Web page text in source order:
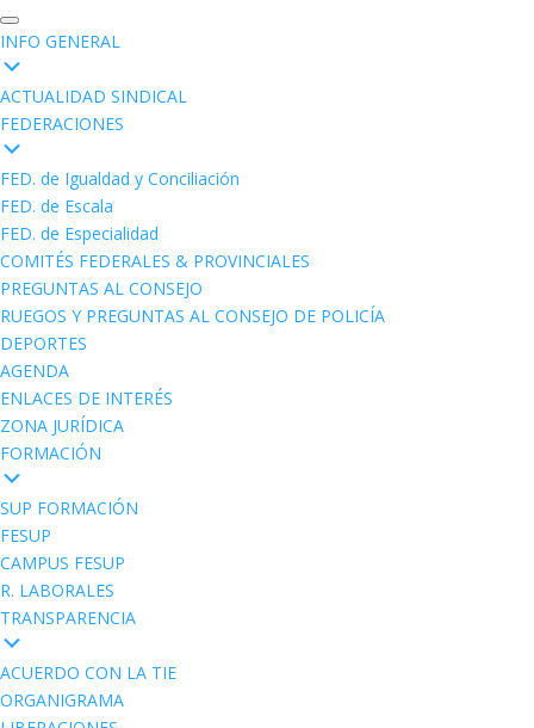
INFO GENERAL
ACTUALIDAD SINDICAL
FEDERACIONES
FED. de Igualdad y Conciliación
FED. de Escala
FED. de Especialidad
COMITÉS FEDERALES & PROVINCIALES
PREGUNTAS AL CONSEJO
RUEGOS Y PREGUNTAS AL CONSEJO DE POLICÍA
DEPORTES
AGENDA
ENLACES DE INTERÉS
ZONA JURÍDICA
FORMACIÓN
SUP FORMACIÓN
FESUP
CAMPUS FESUP
R. LABORALES
TRANSPARENCIA
ACUERDO CON LA TIE
ORGANIGRAMA